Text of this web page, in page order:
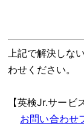
上記で解決しな
わせください。
【英検Jr.サービ
お問い合わせ